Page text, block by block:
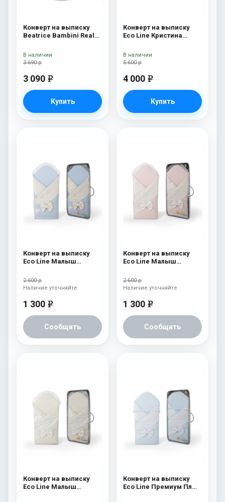
Конверт на выписку
Beatrice Bambini Reale
3 690 р
3 090 e
Купить
В наличии
Конверт на выписку
Eco Line Кристина
5 600 р
4 000 e
Купить
В наличии
Конверт на выписку
Eco Line Малыш
2 600 р
1 300 e
Сообщить
Наличие уточняйте
Конверт на выписку
Eco Line Малыш
2 600 р
1 300 e
Сообщить
Наличие уточняйте
Конверт на выписку
Eco Line Малыш
Конверт на выписку
Eco Line Премиум Плюс